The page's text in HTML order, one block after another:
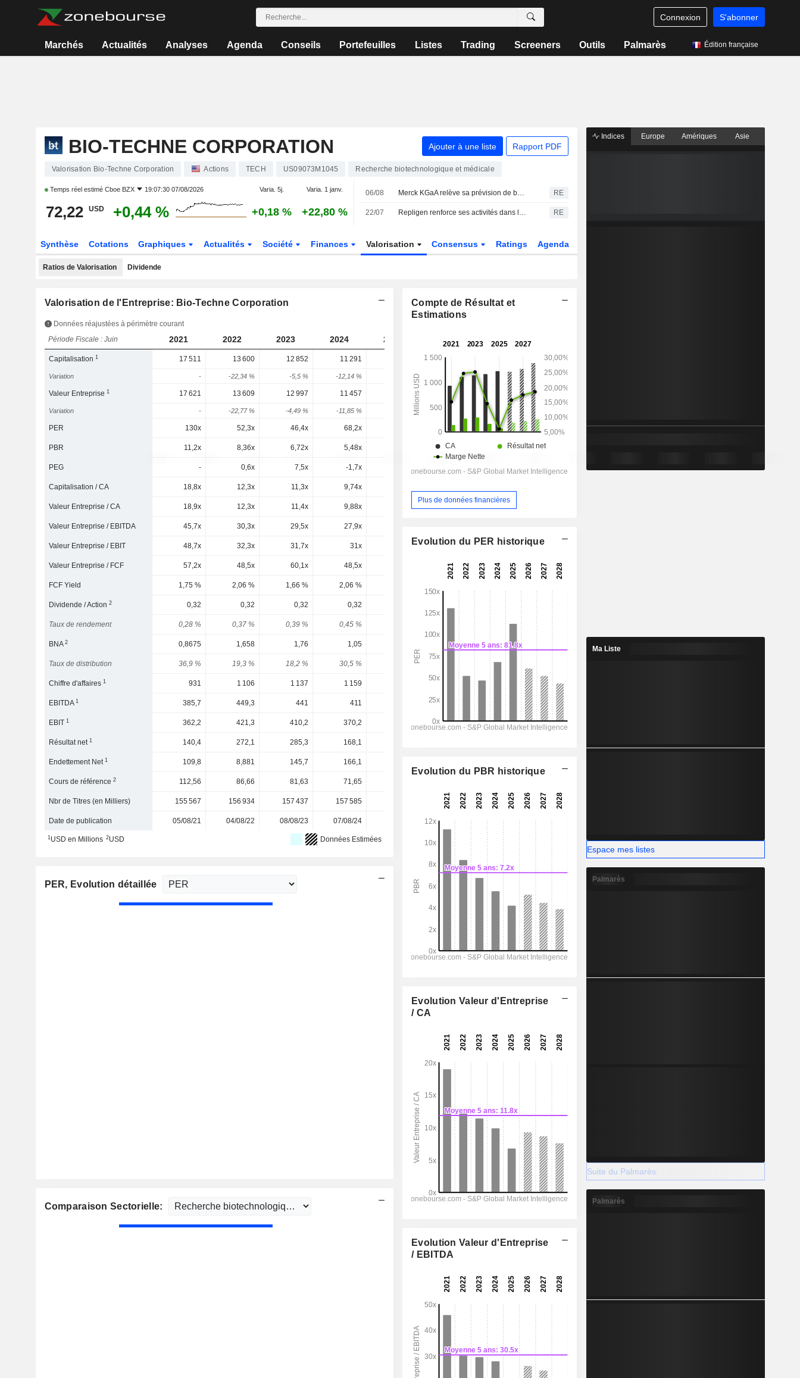
Connexion S'abonner
Marchés Actualités Analyses Agenda Conseils Portefeuilles Listes Trading Screeners Outils Palmarès Édition française
BIO-TECHNE CORPORATION Ajouter à une liste Rapport PDF
Valorisation Bio-Techne Corporation Actions TECH US09073M1045 Recherche biotechnologique et médicale
Temps réel estimé Cboe BZX 19:07:30 07/08/2026 Varia. 5j. Varia. 1 janv.
72,22 USD +0,44 % +0,18 % +22,80 %
06/08 Merck KGaA relève sa prévision de bénéfice avec les performances de "Life Science" et "Electronics" RE
22/07 Repligen renforce ses activités dans les thérapies cellulaires avec le rachat de BioLife pour 1,5 milliard de dollars RE
Synthèse Cotations Graphiques Actualités Société Finances Valorisation Consensus Ratings Agenda
Ratios de Valorisation Dividende
Valorisation de l'Entreprise: Bio-Techne Corporation
Données réajustées à périmètre courant
Période Fiscale : Juin
2021 2022 2023 2024 2025 2026 2027
Capitalisation1 17 511 13 600 12 852 11 291 11 204
Variation - -22,34 % -5,5 % -12,14 % -28,57 % 38,91 % -
Valeur Entreprise1 17 621 13 609 12 997 11 457 8 249 11 136 10 852 10 540
Variation - -22,77 % -4,49 % -11,85 % -28 % -2,55 %
PER 130x 52,3x 46,4x 68,2x 60,4x 52,1x 43,1x
PBR 11,2x 8,36x 6,72x 5,48x 5,16x 4,43x
PEG - 0,6x 7,5x -1,7x 0x 3,3x
Capitalisation / CA 18,8x 12,3x 11,3x 9,74x
Valeur Entreprise / CA 18,9x 12,3x 11,4x 9,88x 6,76x 9,22x 8,59x
Valeur Entreprise / EBITDA 45,7x 30,3x 29,5x 27,9x
Valeur Entreprise / EBIT 48,7x 32,3x 31,7x 31x 21,5x 28,6x 26,3x
Valeur Entreprise / FCF 57,2x 48,5x 60,1x 48,5x 39,9x 35,4x 31,7x
FCF Yield 1,75 % 2,06 % 1,66 % 2,06 %
Dividende / Action2 0,32 0,32 0,32 0,32 0,32 0,32
Taux de rendement 0,28 % 0,37 % 0,39 % 0,45 % 0,45 % 0,45 %
BNA2 0,8675 1,658 1,76 1,05 1,19 1,38
Taux de distribution 36,9 % 19,3 % 18,2 % 30,5 % 69,6 % 26,9 % 23,2 %
Chiffre d'affaires1 931 1 106 1 137 1 159 1 208 1 263 1 387
EBITDA1 385,7 449,3 441 411 425,4 444,7 500,2
EBIT1 362,2 421,3 410,2 370,2 389,4 412,2 463,4
Résultat net1 140,4 272,1 285,3 168,1
Endettement Net1 109,8 8,881 145,7 166,1
Cours de référence2 112,56 86,66 81,63 71,65
Nbr de Titres (en Milliers) 155 567 156 934 157 437 157 585 155 829
Date de publication 05/08/21 04/08/22 08/08/23 07/08/24
1USD en Millions 2USD Données Estimées
PER, Evolution détaillée
Comparaison Sectorielle:
Compte de Résultat et
Estimations
Plus de données financières
Evolution du PER historique
Evolution du PBR historique
Evolution Valeur d'Entreprise
/ CA
Evolution Valeur d'Entreprise
/ EBITDA
Indices Europe Amériques Asie
Ma Liste
Espace mes listes
Palmarès
Suite du Palmarès
Palmarès